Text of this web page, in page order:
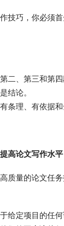
技巧，你必须
二、第三和第四
结论。
条理、有依据和
高论文写作水平
质量的论文任
给定项目的任